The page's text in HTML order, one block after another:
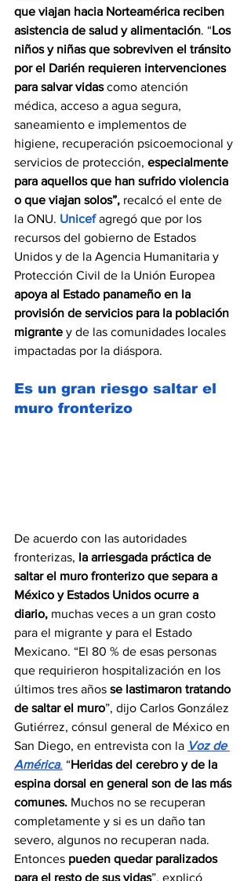
que viajan hacia Norteamérica reciben
asistencia de salud y alimentación. “Los
niños y niñas que sobreviven el tránsito
por el Darién requieren intervenciones
para salvar vidas como atención
médica, acceso a agua segura,
saneamiento e implementos de
higiene, recuperación psicoemocional y
servicios de protección, especialmente
para aquellos que han sufrido violencia
o que viajan solos”, recalcó el ente de
la ONU. Unicef agregó que por los
recursos del gobierno de Estados
Unidos y de la Agencia Humanitaria y
Protección Civil de la Unión Europea
apoya al Estado panameño en la
provisión de servicios para la población
migrante y de las comunidades locales
impactadas por la diáspora.
Es un gran riesgo saltar el
muro fronterizo
De acuerdo con las autoridades
fronterizas, la arriesgada práctica de
saltar el muro fronterizo que separa a
México y Estados Unidos ocurre a
diario, muchas veces a un gran costo
para el migrante y para el Estado
Mexicano. “El 80 % de esas personas
que requirieron hospitalización en los
últimos tres años se lastimaron tratando
de saltar el muro”, dijo Carlos González
Gutiérrez, cónsul general de México en
San Diego, en entrevista con la Voz de
América. “Heridas del cerebro y de la
espina dorsal en general son de las más
comunes. Muchos no se recuperan
completamente y si es un daño tan
severo, algunos no recuperan nada.
Entonces pueden quedar paralizados
para el resto de sus vidas”, explicó